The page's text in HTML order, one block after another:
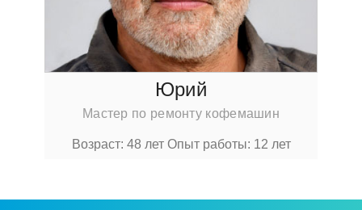
Юрий
Мастер по ремонту кофемашин
Возраст: 48 летОпыт работы: 12 лет